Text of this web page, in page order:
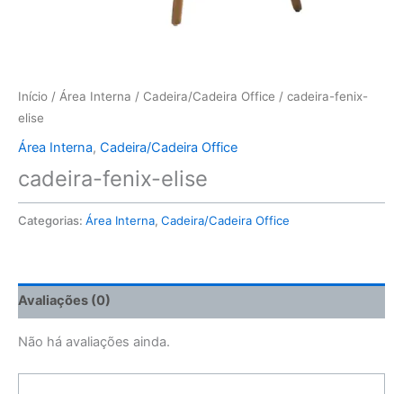
Início / Área Interna / Cadeira/Cadeira Office / cadeira-fenix-
elise
Área Interna, Cadeira/Cadeira Office
cadeira-fenix-elise
Categorias: Área Interna, Cadeira/Cadeira Office
Avaliações (0)
Não há avaliações ainda.